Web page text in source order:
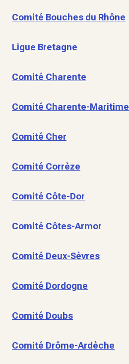
Comité Bouches du Rhône
Ligue Bretagne
Comité Charente
Comité Charente-Maritime
Comité Cher
Comité Corrèze
Comité Côte-Dor
Comité Côtes-Armor
Comité Deux-Sèvres
Comité Dordogne
Comité Doubs
Comité Drôme-Ardèche